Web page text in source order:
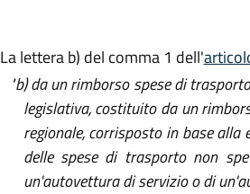
La lettera b) del comma 1 dell'
"b)da un rimborso spese di
legislativa, costituito da un
regionale, corrisposto in base
delle spese di trasporto non
un'autovettura di servizio o di